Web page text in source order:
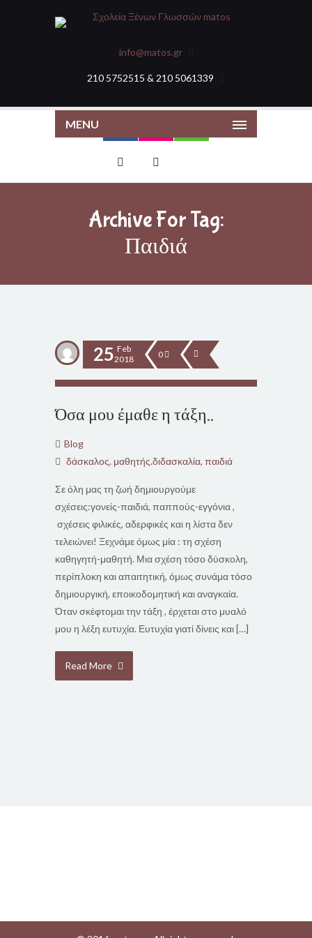
info@matos.gr
210 5752515 & 210 5061339
MENU
Archive For Tag:
Παιδιά
25 Feb
2018
0
Όσα μου έμαθε η τάξη..
Blog
δάσκαλος, μαθητής.διδασκαλία, παιδιά
Σε όλη μας τη ζωή δημιουργούμε
σχέσεις:γονείς-παιδιά, παππούς-εγγόνια ,
σχέσεις φιλικές, αδερφικές και η λίστα δεν
τελειώνει! Ξεχνάμε όμως μία : τη σχέση
καθηγητή-μαθητή. Μια σχέση τόσο δύσκολη,
περίπλοκη και απαιτητική, όμως συνάμα τόσο
δημιουργική, εποικοδομητική και αναγκαία.
Όταν σκέφτομαι την τάξη , έρχεται στο μυαλό
μου η λέξη ευτυχία. Ευτυχία γιατί δίνεις και […]
Read More